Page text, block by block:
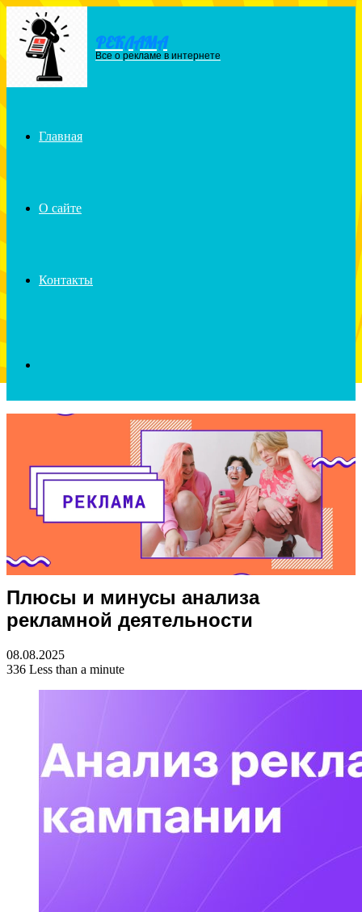
Menu РЕКЛАМА
Все о рекламе в интернете
Главная
О сайте
Контакты
Плюсы и минусы анализа
рекламной деятельности
08.08.2025
336 Less than a minute